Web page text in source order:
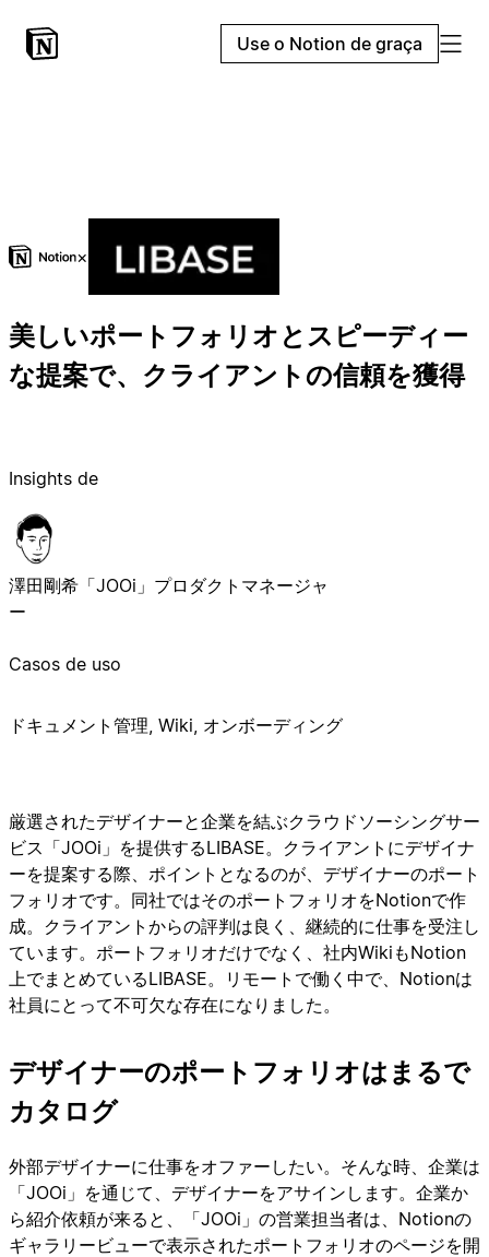
Use o Notion de graça
×
美しいポートフォリオとスピーディー
な提案で、クライアントの信頼を獲得
厳選されたデザイナーと企業を結ぶクラウドソーシングサー
ビス「JOOi」を提供するLIBASE。クライアントにデザイナ
ーを提案する際、ポイントとなるのが、デザイナーのポート
フォリオです。同社ではそのポートフォリオをNotionで作
成。クライアントからの評判は良く、継続的に仕事を受注し
ています。ポートフォリオだけでなく、社内WikiもNotion
上でまとめているLIBASE。リモートで働く中で、Notionは
社員にとって不可欠な存在になりました。
デザイナーのポートフォリオはまるで
カタログ
外部デザイナーに仕事をオファーしたい。そんな時、企業は
「JOOi」を通じて、デザイナーをアサインします。企業か
ら紹介依頼が来ると、「JOOi」の営業担当者は、Notionの
ギャラリービューで表示されたポートフォリオのページを開
Insights de
澤田剛希 「JOOi」プロダクトマネージャ
ー
Casos de uso
ドキュメント管理, Wiki, オンボーディング